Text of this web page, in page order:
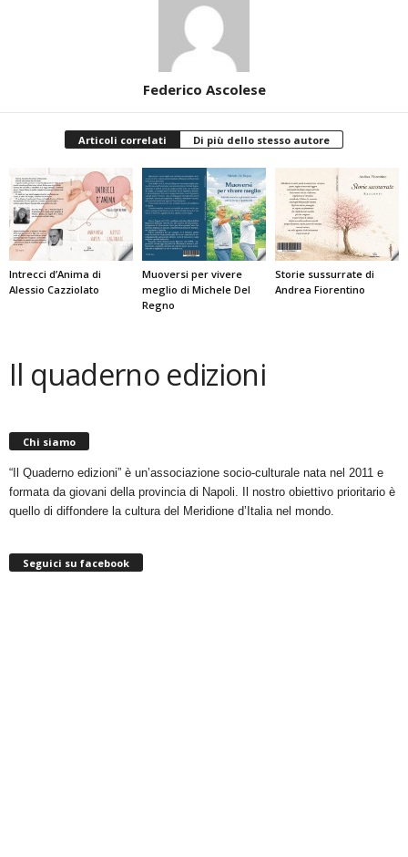
Federico Ascolese
Articoli correlati Di più dello stesso autore
Intrecci d’Anima di
Alessio Cazziolato
Muoversi per vivere
meglio di Michele Del
Regno
Storie sussurrate di
Andrea Fiorentino
Il quaderno edizioni
Chi siamo
“Il Quaderno edizioni” è un’associazione socio-culturale nata nel 2011 e
formata da giovani della provincia di Napoli. Il nostro obiettivo prioritario è
quello di diffondere la cultura del Meridione d’Italia nel mondo.
Seguici su facebook